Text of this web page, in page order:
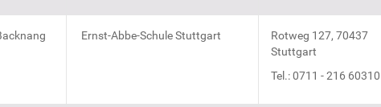
Ernst-Abbe-Schule Stuttgart
Rotweg 127, 70437
Stuttgart
Tel.: 0711 - 216 60310